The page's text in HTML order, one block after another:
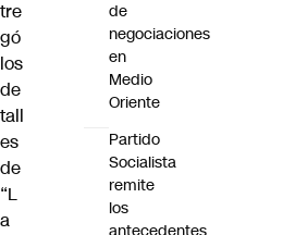
tre
gó
los
de
tall
es
de
“L
a
de
negociaciones
en
Medio
Oriente
Partido
Socialista
remite
los
antecedentes